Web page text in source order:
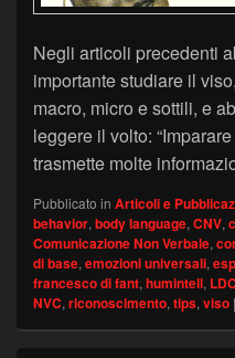
Negli articoli precedenti
importante studiare il
macro, micro e sottili, e
leggere il volto:
trasmette molte
Pubblicato in Articoli e
behavior,body language,CNV,
Comunicazione Non Verbale,
di base,emozioni universali,
francesco di fant,humintell, LDC
NVC,riconoscimento,tips,viso |